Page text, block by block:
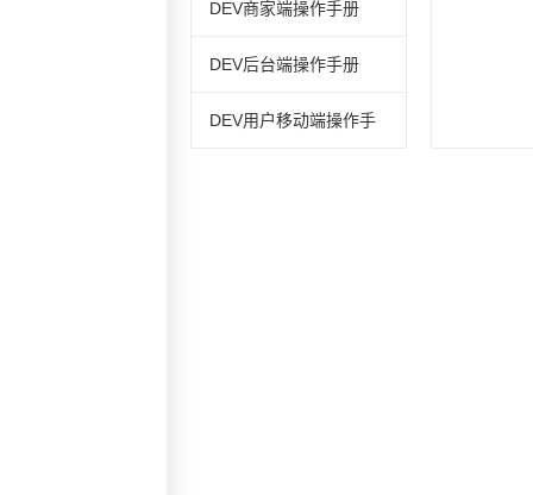
DEV商家端操作手册
DEV后台端操作手册
DEV用户移动端操作手